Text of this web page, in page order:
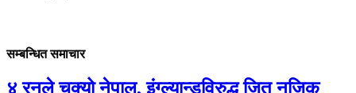
सम्बन्धित समाचार
४ रनले चुक्यो नेपाल, इंग्ल्यान्डविरुद्ध जित नजिक